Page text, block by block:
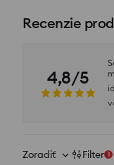
Recenzie
4,8/5
Zoradiť Filter 1